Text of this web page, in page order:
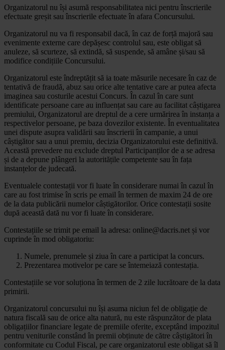
Organizatorul nu își asumă responsabilitatea nici pentru înscrierile
efectuate greșit sau înscrierile efectuate în afara Concursului.
Organizatorul nu va fi responsabil dacă, în caz de forță majoră sau
evenimente externe care depășesc controlul sau, este obligat să
anuleze, să scurteze, să extindă, să suspende, să amâne și/sau să
modifice condițiile Concursului.
Organizatorul este îndreptățit să ia toate măsurile necesare în caz de
tentativă de fraudă, abuz sau orice alte tentative care ar putea afecta
imaginea sau costurile acestui Concurs. În cazul în care sunt
identificate persoane care au influențat sau care au facilitat câștigarea
premiului, Organizatorul are dreptul de a cere urmărirea în instanța a
respectivelor persoane, pe baza dovezilor existente. În eventualitatea
unei dispute asupra validării sau înscrierii în campanie, a unui
câștigător sau a unui premiu, decizia Organizatorului este definitivă.
Această prevedere nu exclude dreptul Participanților de a se adresa
și de a depune plângeri la autoritățile competente sau în fața
instanțelor de judecată.
Eventualele contestații vor fi luate în considerare numai în cazul în
care au fost trimise în scris pe email în termen de maxim 24 de ore
de la data publicării numelor câștigătorilor. Orice contestații sosite
după această dată nu vor fi luate în considerare.
Contestațiile se trimit pe email la adresa: online@dacris.net și vor
cuprinde în mod obligatoriu:
Numele, prenumele și ziua în care a participat la concurs.
Prezentarea motivelor pe care se întemeiază contestația.
Contestațiile se vor soluționa în termen de 2 zile lucrătoare de la data
primirii.
Organizatorul concursului nu își asuma niciun fel de obligație de
natura fiscală sau de orice alta natură, nu este răspunzător de plata
obligațiilor financiare legate de premiile oferite, exceptând impozitul
pentru veniturile constând în premii obținute de către câștigători în
conformitate cu Codul Fiscal, pe care organizatorul este obligat să îl